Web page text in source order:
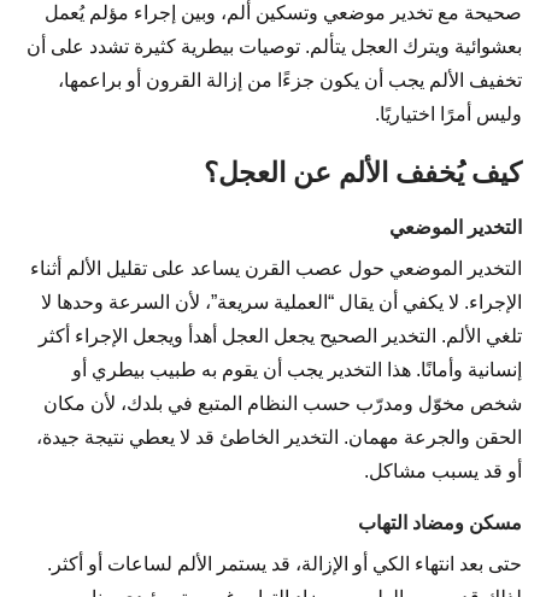
صحيحة مع تخدير موضعي وتسكين ألم، وبين إجراء مؤلم يُعمل
بعشوائية ويترك العجل يتألم. توصيات بيطرية كثيرة تشدد على أن
تخفيف الألم يجب أن يكون جزءًا من إزالة القرون أو براعمها،
وليس أمرًا اختياريًا.
كيف يُخفف الألم عن العجل؟
التخدير الموضعي
التخدير الموضعي حول عصب القرن يساعد على تقليل الألم أثناء
الإجراء. لا يكفي أن يقال “العملية سريعة”، لأن السرعة وحدها لا
تلغي الألم. التخدير الصحيح يجعل العجل أهدأ ويجعل الإجراء أكثر
إنسانية وأمانًا. هذا التخدير يجب أن يقوم به طبيب بيطري أو
شخص مخوّل ومدرّب حسب النظام المتبع في بلدك، لأن مكان
الحقن والجرعة مهمان. التخدير الخاطئ قد لا يعطي نتيجة جيدة،
أو قد يسبب مشاكل.
مسكن ومضاد التهاب
حتى بعد انتهاء الكي أو الإزالة، قد يستمر الألم لساعات أو أكثر.